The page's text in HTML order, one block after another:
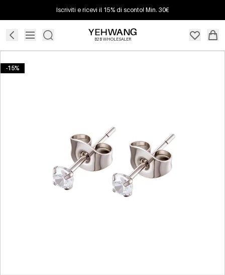
Iscriviti e ricevi il 15% di sconto! Min. 30€
B2B WHOLESALER
-15%